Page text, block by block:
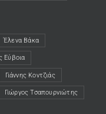
Έλενα Βάκα
Εύβοια
Γιάννης Κοντζιάς
Γιώργος Τσαπουρνιώτης